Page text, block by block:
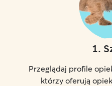
1.
Przeglądaj profile
którzy oferują